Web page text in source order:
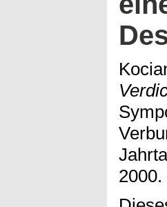
2000.